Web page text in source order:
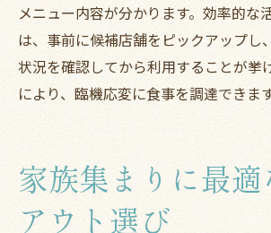
家族団欒を支えるテイクア
説
現在地周辺で見つける人気テイ
現在地周辺テイクアウト店の
法
家族に人気のテイクアウトジ
近くのテイクアウトできるお
メニュー内容が分かります。効率的な
は、事前に候補店舗をピックアップし
状況を確認してから利用することが挙
により、臨機応変に食事を調達できます
家族集まりに最適
アウト選び